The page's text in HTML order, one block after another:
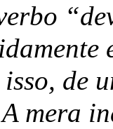
de
A mera